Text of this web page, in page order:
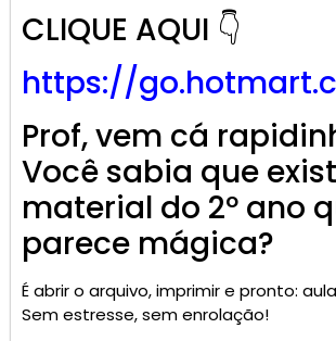
CLIQUE AQUI 👇
https://go.hotmart
Prof, vem cá
Você sabia que
material do 2º ano
parece mágica?
É abrir o arquivo, imprimir e pronto:
Sem estresse, sem enrolação!